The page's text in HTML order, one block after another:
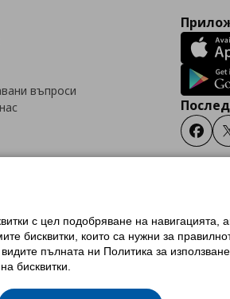
въпроси
за използване на бисквиткиУсловия за
данни на ikea.bg
Общи условия на програма
с цел подобряване на
бисквитки, които са нужни за
пълната ни Политика за
бисквитки.